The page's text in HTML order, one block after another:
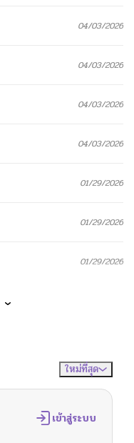
04/03/2026
04/03/2026
04/03/2026
04/03/2026
01/29/2026
01/29/2026
01/29/2026
01/29/2026
01/29/2026
ใหม่ที่สุด
เข้าสู่ระบบ